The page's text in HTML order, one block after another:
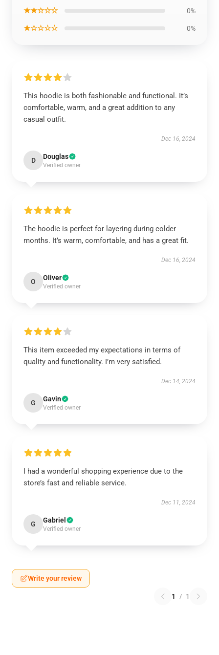
★★☆☆☆ 0%
★☆☆☆☆ 0%
This hoodie is both fashionable and functional. It’s
comfortable, warm, and a great addition to any
casual outfit.
Dec 16, 2024
D Douglas
Verified owner
The hoodie is perfect for layering during colder
months. It’s warm, comfortable, and has a great fit.
Dec 16, 2024
O Oliver
Verified owner
This item exceeded my expectations in terms of
quality and functionality. I’m very satisfied.
Dec 14, 2024
G Gavin
Verified owner
I had a wonderful shopping experience due to the
store’s fast and reliable service.
Dec 11, 2024
G Gabriel
Verified owner
Write your review
1 / 1